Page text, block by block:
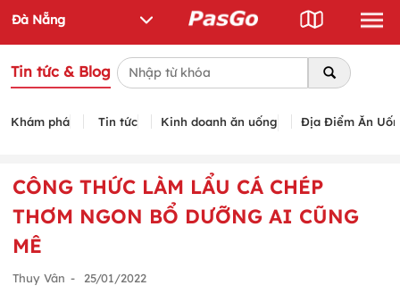
Tin tức & Blog
Khám phá Tin tức Kinh doanh ăn uống Địa Điểm Ăn
CÔNG THỨC LÀM LẨU CÁ CHÉP
THƠM NGON BỔ DƯỠNG AI CŨNG
MÊ
Thuy Vân - 25/01/2022